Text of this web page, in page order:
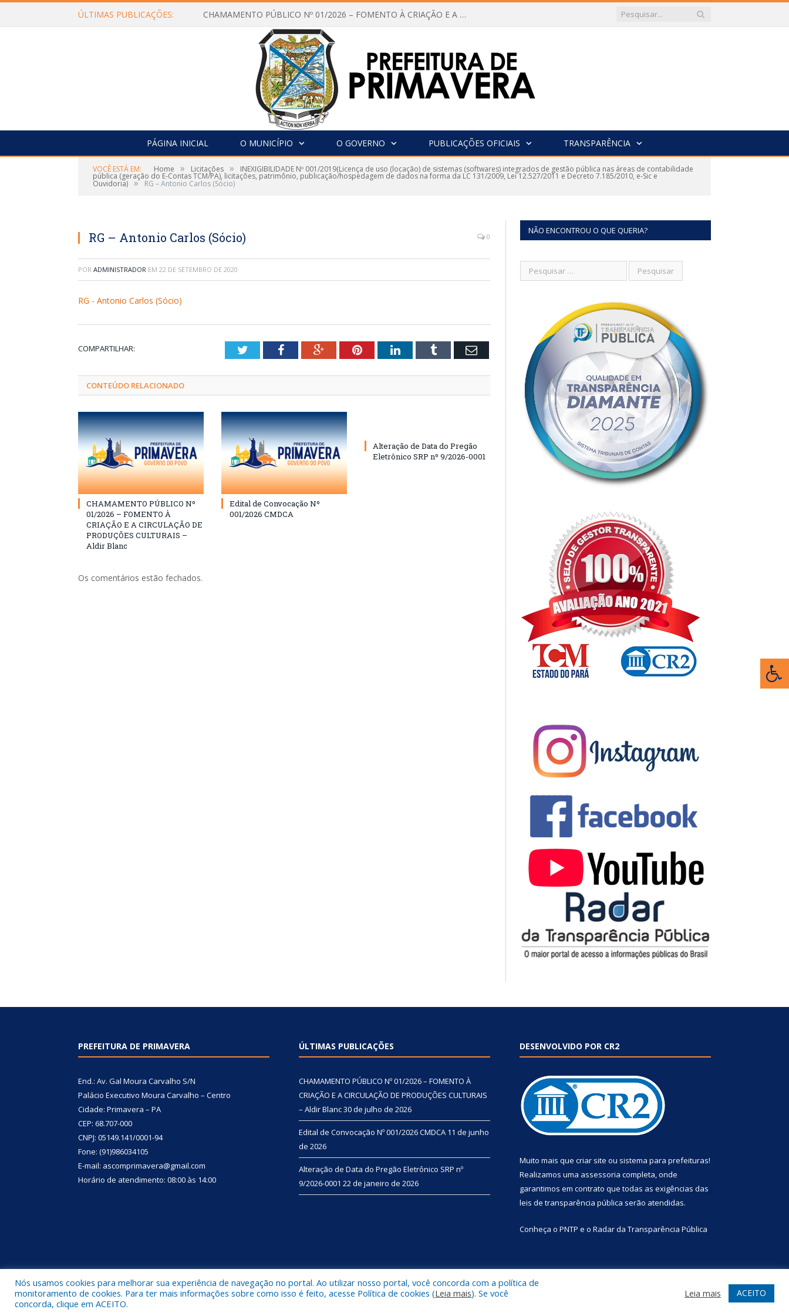
ÚLTIMAS PUBLICAÇÕES: CHAMAMENTO PÚBLICO Nº 01/2026 – FOMENTO À CRIAÇÃO E A CIRCULAÇÃO DE PRODUÇÕES CULTURAIS – Aldir Blanc
PÁGINA INICIAL O MUNICÍPIO O GOVERNO PUBLICAÇÕES OFICIAIS TRANSPARÊNCIA
VOCÊ ESTÁ EM: Home » Licitações » INEXIGIBILIDADE Nº 001/2019(Licença de uso (locação) de sistemas (softwares) integrados de gestão pública nas áreas de contabilidade
pública (geração do E-Contas TCM/PA), licitações, patrimônio, publicação/hospedagem de dados na forma da LC 131/2009, Lei 12.527/2011 e Decreto 7.185/2010, e-Sic e
Ouvidoria) » RG – Antonio Carlos (Sócio)
RG – Antonio Carlos (Sócio) 0
POR ADMINISTRADOR EM 22 DE SETEMBRO DE 2020
RG - Antonio Carlos (Sócio)
COMPARTILHAR: TwitterFacebookGoogle+PinterestLinkedInTumblr Email
CONTEÚDO RELACIONADO
CHAMAMENTO PÚBLICO Nº
01/2026 – FOMENTO À
CRIAÇÃO E A CIRCULAÇÃO DE
PRODUÇÕES CULTURAIS –
Aldir Blanc
Edital de Convocação Nº
001/2026 CMDCA
Alteração de Data do Pregão
Eletrônico SRP nº 9/2026-0001
Os comentários estão fechados.
NÃO ENCONTROU O QUE QUERIA?
PREFEITURA DE PRIMAVERA
End.: Av. Gal Moura Carvalho S/N
Palácio Executivo Moura Carvalho – Centro
Cidade: Primavera – PA
CEP: 68.707-000
CNPJ: 05149.141/0001-94
Fone: (91)986034105
E-mail: ascomprimavera@gmail.com
Horário de atendimento: 08:00 às 14:00
ÚLTIMAS PUBLICAÇÕES
CHAMAMENTO PÚBLICO Nº 01/2026 – FOMENTO À
CRIAÇÃO E A CIRCULAÇÃO DE PRODUÇÕES CULTURAIS
– Aldir Blanc30 de julho de 2026
Edital de Convocação Nº 001/2026 CMDCA 11 de junho
de 2026
Alteração de Data do Pregão Eletrônico SRP nº
9/2026-0001 22 de janeiro de 2026
DESENVOLVIDO POR CR2
Muito mais que criar site ou sistema para prefeituras!
Realizamos uma assessoria completa, onde
garantimos em contrato que todas as exigências das
leis de transparência pública serão atendidas.
Conheça o PNTP e o Radar da Transparência Pública
Todos os direitos reservados a Prefeitura Municipal de Primavera. Mapa do Site Acessar Webmail
Nós usamos cookies para melhorar sua experiência de navegação no portal. Ao utilizar nosso portal, você concorda com a política de
monitoramento de cookies. Para ter mais informações sobre como isso é feito, acesse Política de cookies (Leia mais). Se você
concorda, clique em ACEITO.
Leia mais ACEITO